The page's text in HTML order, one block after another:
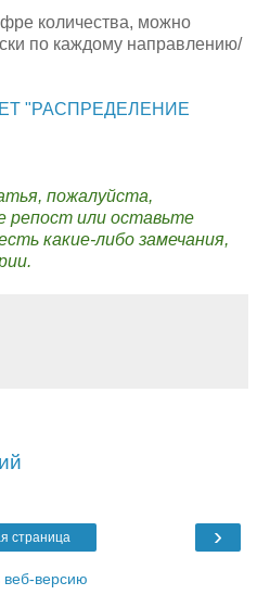
количества, можно
по каждому направлению/
"РАСПРЕДЕЛЕНИЕ
пожалуйста,
репост или оставьте
какие-либо замечания,
›
страница
веб-версию